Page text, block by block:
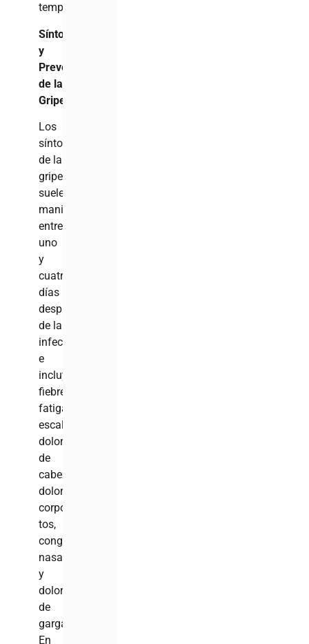
temporada.
Síntomas
y
Prevención
de la
Gripe
Los
síntomas
de la
gripe
suelen
manifestarse
entre
uno
y
cuatro
días
después
de la
infección
e
incluyen
fiebre,
fatiga,
escalofríos,
dolor
de
cabeza,
dolores
corporales,
tos,
congestión
nasal
y
dolor
de
garganta.
En